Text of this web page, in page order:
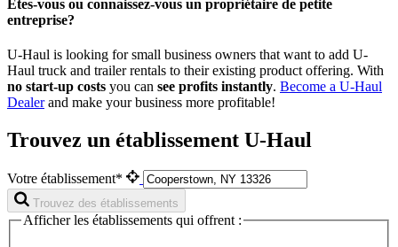
Êtes-vous ou connaissez-vous un propriétaire de petite
entreprise?
U-Haul is looking for small business owners that want to add U-
Haul truck and trailer rentals to their existing product offering. With
no start-up costs you can see profits instantly. Become a U-Haul
Dealerand make your business more profitable!
Trouvez un établissement U-Haul
Votre établissement*
Trouvez des établissements
Afficher les établissements qui offrent :